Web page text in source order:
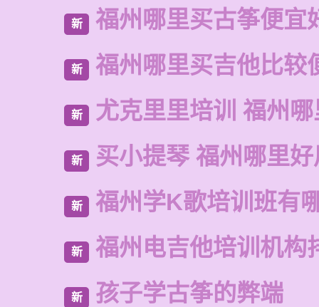
新 福州哪里买古筝便宜
新 福州哪里买吉他比较
新 尤克里里培训 福州
新 买小提琴 福州哪里
新 福州学K歌培训班有
新 福州电吉他培训机构
新 孩子学古筝的弊端